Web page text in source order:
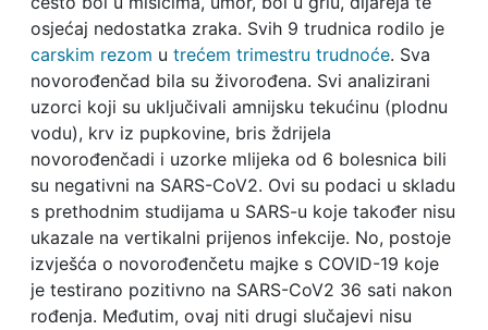
osjećaj nedostatka zraka. Svih 9 trudnica rodilo je
carskim rezom u trećem trimestru trudnoće. Sva
novorođenčad bila su živorođena. Svi analizirani
uzorci koji su uključivali amnijsku tekućinu (plodnu
vodu), krv iz pupkovine, bris ždrijela
novorođenčadi i uzorke mlijeka od 6 bolesnica bili
su negativni na SARS-CoV2. Ovi su podaci u skladu
s prethodnim studijama u SARS-u koje također nisu
ukazale na vertikalni prijenos infekcije. No, postoje
izvješća o novorođenčetu majke s COVID-19 koje
je testirano pozitivno na SARS-CoV2 36 sati nakon
rođenja. Međutim, ovaj niti drugi slučajevi nisu